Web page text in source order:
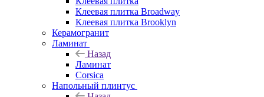
Клеевая плитка Broadway
Клеевая плитка Brooklyn
Керамогранит
Ламинат
Назад
Ламинат
Corsica
Напольный плинтус